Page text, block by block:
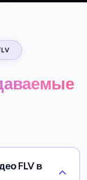
FLV в